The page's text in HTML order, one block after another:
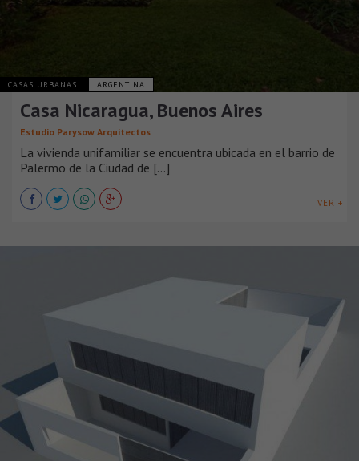
CASAS URBANAS ARGENTINA
Casa Nicaragua, Buenos Aires
Estudio Parysow Arquitectos
La vivienda unifamiliar se encuentra ubicada en el barrio de
Palermo de la Ciudad de [...]
VER +